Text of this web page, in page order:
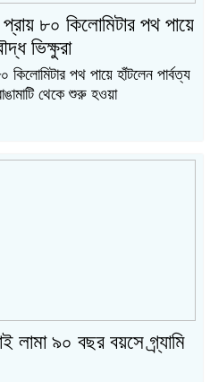
৮০ কিলোমিটার পথ পায়ে
ভিক্ষুরা
কিলোমিটার পথ পায়ে হাঁটলেন পার্বত্য
থেকে শুরু হওয়া
লামা ৯০ বছর বয়সে গ্র্যামি